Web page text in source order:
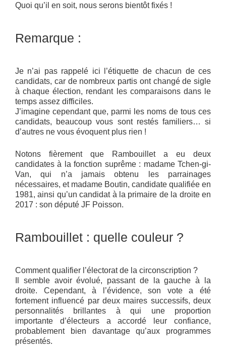
Quoi qu’il en soit, nous serons bientôt fixés !
Remarque :
Je n’ai pas rappelé ici l’étiquette de chacun de ces
candidats, car de nombreux partis ont changé de sigle
à chaque élection, rendant les comparaisons dans le
temps assez difficiles.
J’imagine cependant que, parmi les noms de tous ces
candidats, beaucoup vous sont restés familiers… si
d’autres ne vous évoquent plus rien !
Notons fièrement que Rambouillet a eu deux
candidates à la fonction suprême : madame Tchen-gi-
Van, qui n’a jamais obtenu les parrainages
nécessaires, et madame Boutin, candidate qualifiée en
1981, ainsi qu’un candidat à la primaire de la droite en
2017 : son député JF Poisson.
Rambouillet : quelle couleur ?
Comment qualifier l’électorat de la circonscription ?
Il semble avoir évolué, passant de la gauche à la
droite. Cependant, à l’évidence, son vote a été
fortement influencé par deux maires successifs, deux
personnalités brillantes à qui une proportion
importante d’électeurs a accordé leur confiance,
probablement bien davantage qu’aux programmes
présentés.